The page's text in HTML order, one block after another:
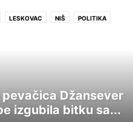
LESKOVAC NIŠ POLITIKA
Džansever
izgubila bitku sa...